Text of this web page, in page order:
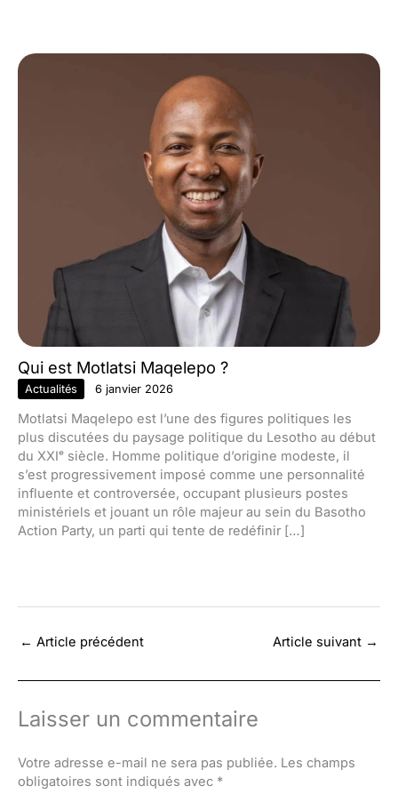
Qui est Motlatsi Maqelepo ?
Actualités 6 janvier 2026
Motlatsi Maqelepo est l’une des figures politiques les
plus discutées du paysage politique du Lesotho au début
du XXIᵉ siècle. Homme politique d’origine modeste, il
s’est progressivement imposé comme une personnalité
influente et controversée, occupant plusieurs postes
ministériels et jouant un rôle majeur au sein du Basotho
Action Party, un parti qui tente de redéfinir […]
← Article précédent Article suivant →
Laisser un commentaire
Votre adresse e-mail ne sera pas publiée. Les champs
obligatoires sont indiqués avec *